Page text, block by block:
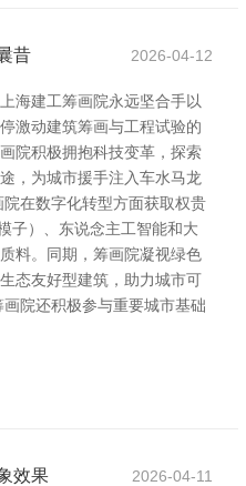
昔 2026-04-12
海建工筹画院永远坚合手以
激动建筑筹画与工程试验的
院积极拥抱科技变革，探索
，为城市援手注入车水马龙
在数字化转型方面获取权贵
子）、东说念主工智能和大
料。同期，筹画院凝视绿色
态友好型建筑，助力城市可
院还积极参与重要城市基础
效果 2026-04-11